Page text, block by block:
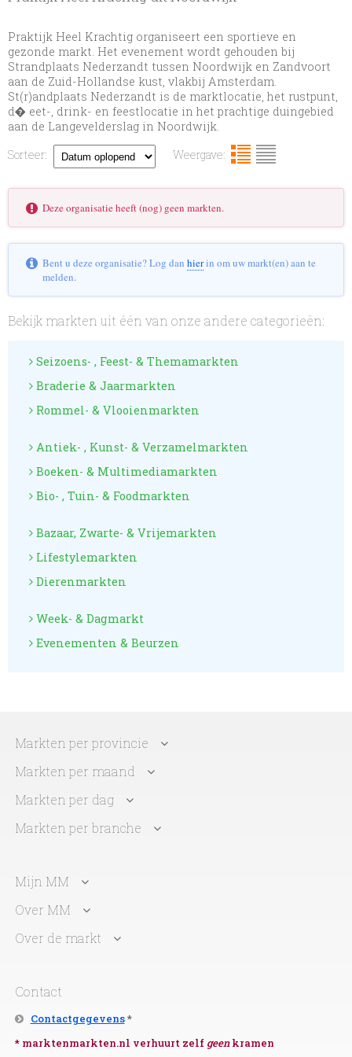
Praktijk Heel Krachtig organiseert een sportieve en
gezonde markt. Het evenement wordt gehouden bij
Strandplaats Nederzandt tussen Noordwijk en Zandvoort
aan de Zuid-Hollandse kust, vlakbij Amsterdam.
St(r)andplaats Nederzandt is de marktlocatie, het rustpunt,
d� eet-, drink- en feestlocatie in het prachtige duingebied
aan de Langevelderslag in Noordwijk.
Sorteer:
Weergave:
Deze organisatie heeft (nog) geen markten.
Bent u deze organisatie? Log dan hierin om uw markt(en) aan te
melden.
Bekijk markten uit één van onze andere categorieën:
Seizoens- , Feest- & Themamarkten
Braderie & Jaarmarkten
Rommel- & Vlooienmarkten
Antiek- , Kunst- & Verzamelmarkten
Boeken- & Multimediamarkten
Bio- , Tuin- & Foodmarkten
Bazaar, Zwarte- & Vrijemarkten
Lifestylemarkten
Dierenmarkten
Week- & Dagmarkt
Evenementen & Beurzen
Markten per provincie
Markten per maand
Markten per dag
Markten per branche
Mijn MM
Over MM
Over de markt
Contact
Contactgegevens*
* marktenmarkten.nl verhuurt zelf geenkramen